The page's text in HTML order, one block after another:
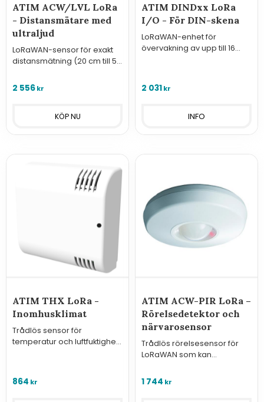
ATIM ACW/LVL LoRa
- Distansmätare med
ultraljud
LoRaWAN-sensor för exakt
distansmätning (20 cm till 5
2 556kr
ATIM DINDxx LoRa
I/O - För DIN-skena
LoRaWAN-enhet för
övervakning av upp till 16
2 031kr
INFO
ATIM THX LoRa -
Inomhusklimat
Trådlös sensor för
temperatur och luftfuktighet
864 kr
ATIM ACW-PIR LoRa –
Rörelsedetektor och
närvarosensor
Trådlös rörelsesensor för
LoRaWAN som kan
för att se beläggningsgrad i
1 744 kr